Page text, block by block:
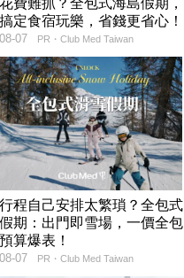
費難抓？全包式海島假期，
定食宿玩樂，省錢更省心！
PR・Club Med Taiwan
07
程自己安排太繁瑣？全包式
期：出門即雪場，一價全包
算爆表！
PR・Club Med Taiwan
07